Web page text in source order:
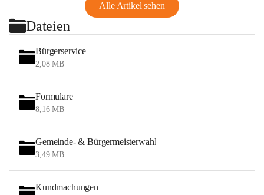
Alle Artikel sehen
Dateien
Bürgerservice
2,08 MB
Formulare
8,16 MB
Gemeinde- & Bürgermeisterwahl
3,49 MB
Kundmachungen